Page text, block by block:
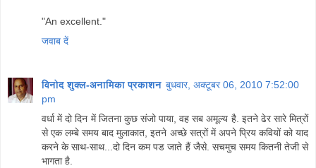
"An excellent."
जवाब दें
विनोद शुक्ल-अनामिका प्रकाशन बुधवार, अक्टूबर 06, 2010 7:52:00
pm
वर्धा में दो दिन में जितना कुछ संजो पाया, वह सब अमूल्य है. इतने ढेर सारे मित्रों
से एक लम्बे समय बाद मुलाकात, इतने अच्छे सत्रों में अपने प्रिय कवियों को याद
करने के साथ-साथ...दो दिन कम पड जाते हैं जैसे. सचमुच समय कितनी तेजी से
भागता है.